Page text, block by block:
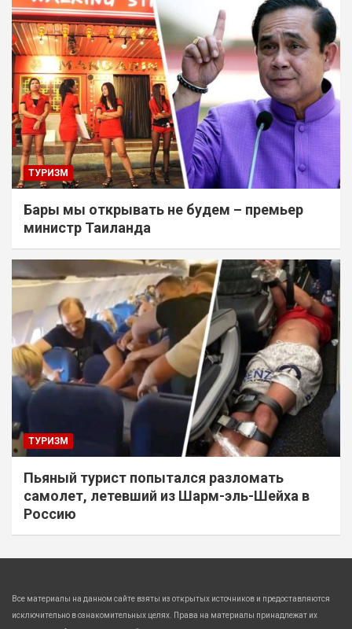
ТУРИЗМ
Бары мы открывать не будем – премьер
министр Таиланда
ТУРИЗМ
Пьяный турист попытался разломать
самолет, летевший из Шарм-эль-Шейха в
Россию
Все материалы на данном сайте взяты из открытых источников и предоставляются
исключительно в ознакомительных целях. Права на материалы принадлежат их